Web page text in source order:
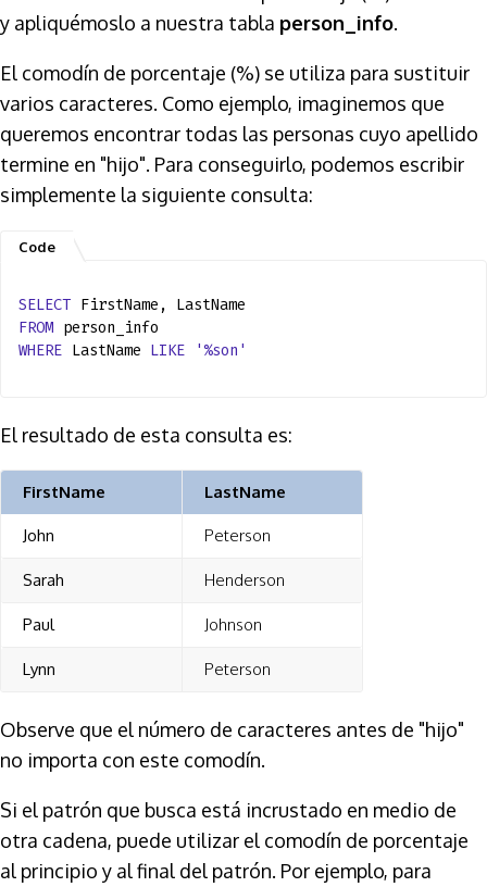
y apliquémoslo a nuestra tabla person_info.
El comodín de porcentaje (%) se utiliza para sustituir
varios caracteres. Como ejemplo, imaginemos que
queremos encontrar todas las personas cuyo apellido
termine en "hijo". Para conseguirlo, podemos escribir
simplemente la siguiente consulta:
SELECT FirstName, LastName
FROM person_info
WHERE LastName LIKE '%son'
El resultado de esta consulta es:
FirstName LastName
John Peterson
Sarah Henderson
Paul Johnson
Lynn Peterson
Observe que el número de caracteres antes de "hijo"
no importa con este comodín.
Si el patrón que busca está incrustado en medio de
otra cadena, puede utilizar el comodín de porcentaje
al principio y al final del patrón. Por ejemplo, para